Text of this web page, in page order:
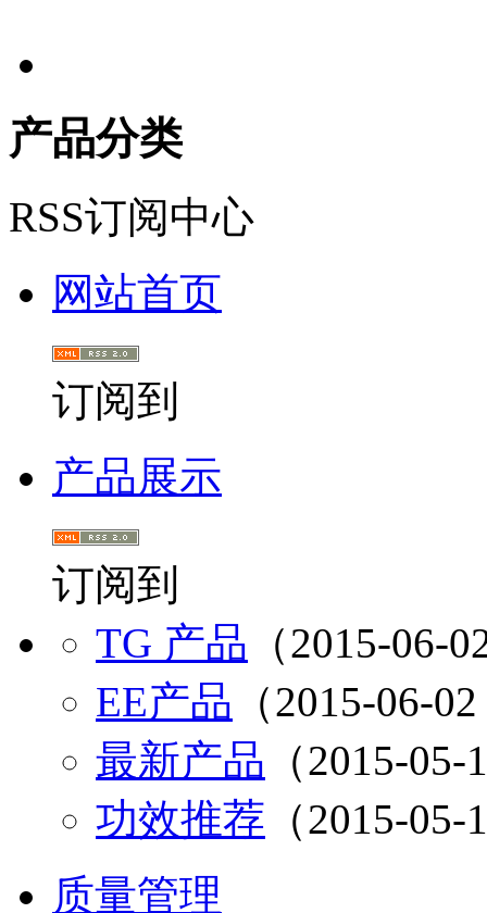
产品分类
RSS订阅中心
网站首页
订阅到
产品展示
订阅到
TG 产品 （2015-06-
EE产品 （2015-06-
最新产品 （2015-
功效推荐 （2015-
质量管理